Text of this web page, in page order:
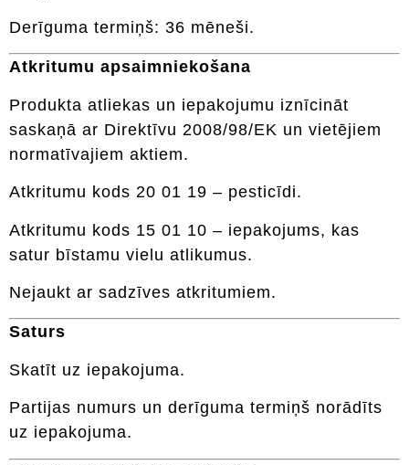
Derīguma termiņš: 36 mēneši.
Atkritumu apsaimniekošana
Produkta atliekas un iepakojumu iznīcināt
saskaņā ar Direktīvu 2008/98/EK un vietējiem
normatīvajiem aktiem.
Atkritumu kods 20 01 19 – pesticīdi.
Atkritumu kods 15 01 10 – iepakojums, kas
satur bīstamu vielu atlikumus.
Nejaukt ar sadzīves atkritumiem.
Saturs
Skatīt uz iepakojuma.
Partijas numurs un derīguma termiņš norādīts
uz iepakojuma.